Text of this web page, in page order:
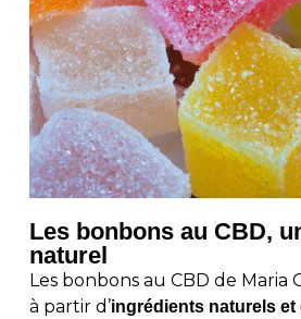
Les bonbons au CBD,
naturel
Les bonbons au CBD de Maria
à partir d’ingrédients naturels et